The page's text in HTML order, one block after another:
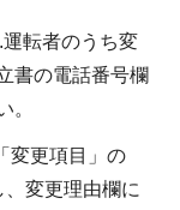
転者のうち変
書の電話番号欄
。
変更項目」の
、変更理由欄に